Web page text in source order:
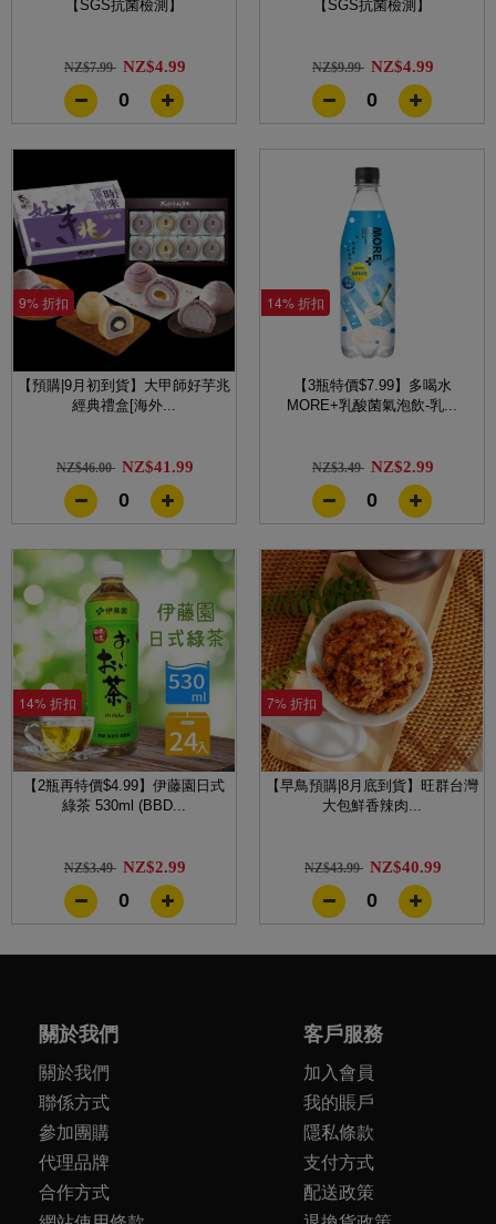
【SGS抗菌檢測】
NZ$7.99 NZ$4.99
0
【SGS抗菌檢測】
NZ$9.99 NZ$4.99
0
9% 折扣
【預購|9月初到貨】大甲師好芋兆
經典禮盒[海外...
NZ$46.00 NZ$41.99
0
14% 折扣
【3瓶特價$7.99】多喝水
MORE+乳酸菌氣泡飲-乳...
NZ$3.49 NZ$2.99
0
14% 折扣
【2瓶再特價$4.99】伊藤園日式
綠茶 530ml (BBD...
NZ$3.49 NZ$2.99
0
7% 折扣
【早鳥預購|8月底到貨】旺群台灣
大包鮮香辣肉...
NZ$43.99 NZ$40.99
0
關於我們
關於我們
聯係方式
參加團購
代理品牌
合作方式
客戶服務
加入會員
我的賬戶
隱私條款
支付方式
配送政策